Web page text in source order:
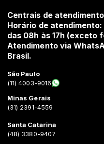
Centrais de atendimento
Horário de
das 08h às 17h (exceto
Atendimento via
Brasil.
São Paulo
(11) 4003-9016
Minas Gerais
(31) 2391-4559
Santa Catarina
(48) 3380-9407